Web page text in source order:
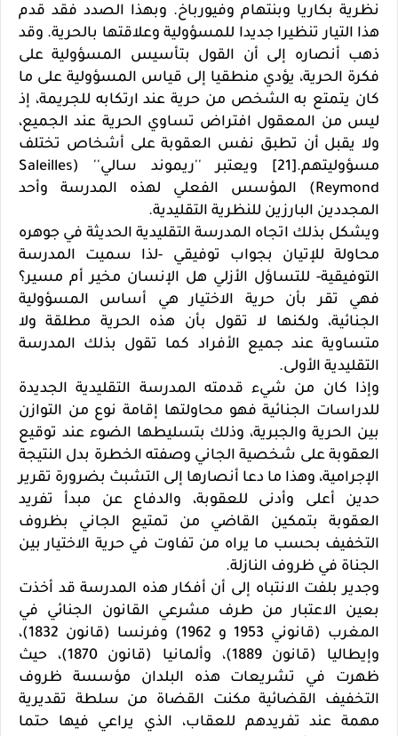
نظرية بكاريا وبنتهام وفيورباخ. وبهذا الصدد فقد قدم
هذا التيار تنظيرا جديدا للمسؤولية وعلاقتها بالحرية. وقد
ذهب أنصاره إلى أن القول بتأسيس المسؤولية على
فكرة الحرية، يؤدي منطقيا إلى قياس المسؤولية على ما
كان يتمتع به الشخص من حرية عند ارتكابه للجريمة، إذ
ليس من المعقول افتراض تساوي الحرية عند الجميع،
ولا يقبل أن تطبق نفس العقوبة على أشخاص تختلف
مسؤوليتهم.[21] ويعتبر ''ريموند سالي'' (Saleilles
Reymond) المؤسس الفعلي لهذه المدرسة وأحد
المجددين البارزين للنظرية التقليدية.
ويشكل بذلك اتجاه المدرسة التقليدية الحديثة في جوهره
محاولة للإتيان بجواب توفيقي -لذا سميت المدرسة
التوفيقية- للتساؤل الأزلي هل الإنسان مخير أم مسير؟
فهي تقر بأن حرية الاختيار هي أساس المسؤولية
الجنائية، ولكنها لا تقول بأن هذه الحرية مطلقة ولا
متساوية عند جميع الأفراد كما تقول بذلك المدرسة
التقليدية الأولى.
وإذا كان من شيء قدمته المدرسة التقليدية الجديدة
للدراسات الجنائية فهو محاولتها إقامة نوع من التوازن
بين الحرية والجبرية، وذلك بتسليطها الضوء عند توقيع
العقوبة على شخصية الجاني وصفته الخطرة بدل النتيجة
الإجرامية، وهذا ما دعا أنصارها إلى التشبث بضرورة تقرير
حدين أعلى وأدنى للعقوبة، والدفاع عن مبدأ تفريد
العقوبة بتمكين القاضي من تمتيع الجاني بظروف
التخفيف بحسب ما يراه من تفاوت في حرية الاختيار بين
الجناة في ظروف النازلة.
وجدير بلفت الانتباه إلى أن أفكار هذه المدرسة قد أخذت
بعين الاعتبار من طرف مشرعي القانون الجنائي في
المغرب (قانوني 1953 و 1962) وفرنسا (قانون 1832)،
وإيطاليا (قانون 1889)، وألمانيا (قانون 1870)، حيث
ظهرت في تشريعات هذه البلدان مؤسسة ظروف
التخفيف القضائية مكنت القضاة من سلطة تقديرية
مهمة عند تفريدهم للعقاب، الذي يراعي فيها حتما